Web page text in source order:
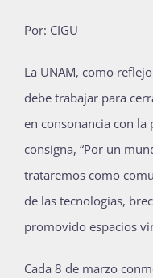
Por: CIGU
La UNAM, como
debe trabajar para
en consonancia con
consigna, “Por un
trataremos como
de las tecnologías,
promovido espacios
Cada 8 de marzo